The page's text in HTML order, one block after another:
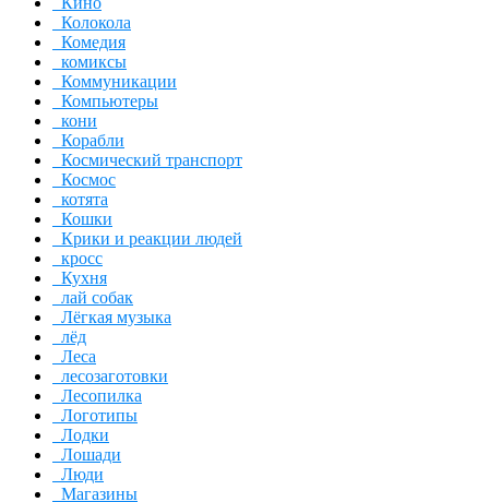
Колокола
Комедия
комиксы
Коммуникации
Компьютеры
кони
Корабли
Космический транспорт
Космос
котята
Кошки
Крики и реакции людей
кросс
Кухня
лай собак
Лёгкая музыка
лёд
Леса
лесозаготовки
Лесопилка
Логотипы
Лодки
Лошади
Люди
Магазины